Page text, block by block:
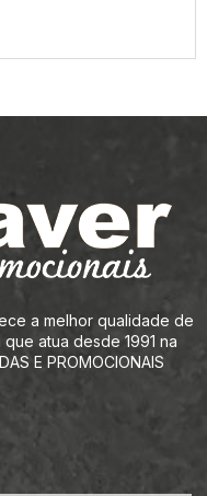
a melhor qualidade de
atua desde 1991 na
E PROMOCIONAIS